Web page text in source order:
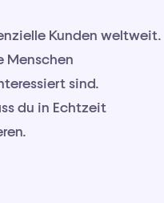
Kunden weltweit.
Menschen
sind.
du in Echtzeit